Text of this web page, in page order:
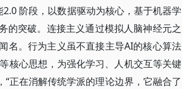
阶段，以数据驱动为核心，基于机器学
的突破。连接主义通过模拟人脑神经元之
名。行为主义虽不直接主导AI的核心算法
核心思想，为强化学习、人机交互等关键
正在消解传统学派的理论边界，它融合了